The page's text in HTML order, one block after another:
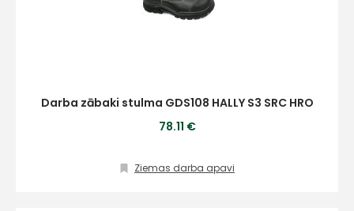
Darba zābaki stulma GDS108 HALLY S3 SRC HRO
78.11 €
Ziemas darba apavi